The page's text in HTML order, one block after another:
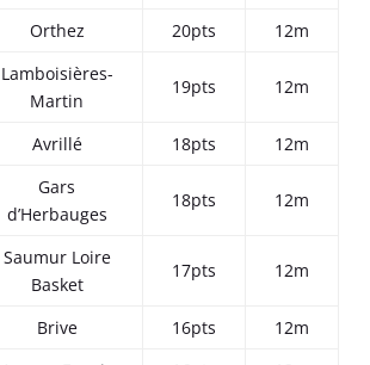
Orthez 20pts 12m
Lamboisières-
Martin
19pts 12m
Avrillé 18pts 12m
Gars
d’Herbauges
18pts 12m
Saumur Loire
Basket
17pts 12m
Brive 16pts
12m